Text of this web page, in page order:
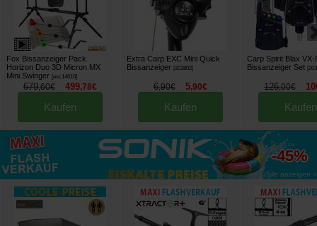
Fox Bissanzeiger Pack
Horizon Duo 3D Micron MX
Mini Swinger [esc14616]
679,60€ 499,78€
Kaufen
Extra Carp EXC Mini Quick
Bissanzeiger [203802]
6,90€ 5,90€
Kaufen
Carp Spirit Blax VX-
Bissanzeiger Set [
126,00€
Kaufen
bis zu
-45%
Alle anzeigen »